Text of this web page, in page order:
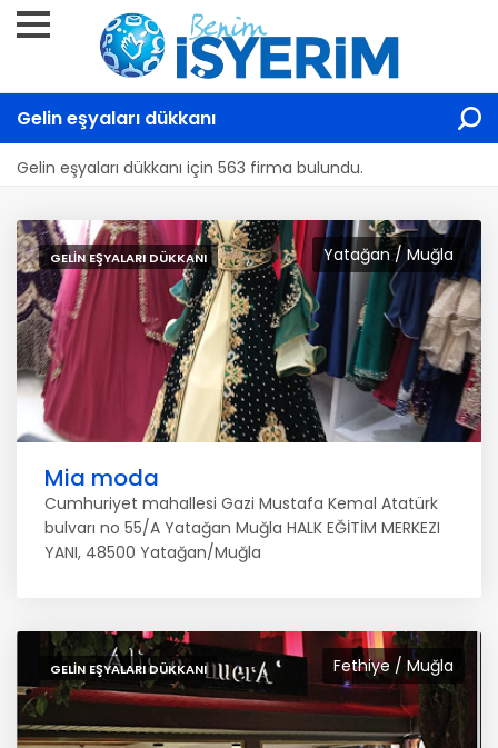
Gelin eşyaları dükkanı
Gelin eşyaları dükkanı için 563 firma bulundu.
Yatağan / Muğla
GELIN EŞYALARI DÜKKANI
Mia moda
Cumhuriyet mahallesi Gazi Mustafa Kemal Atatürk
bulvarı no 55/A Yatağan Muğla HALK EĞİTİM MERKEZI
YANI, 48500 Yatağan/Muğla
Fethiye / Muğla
GELIN EŞYALARI DÜKKANI